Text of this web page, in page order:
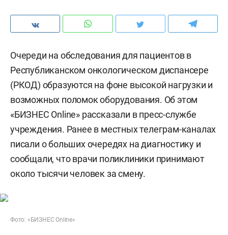
Очереди на обследования для пациентов в
Республиканском онкологическом диспансере
(РКОД) образуются на фоне высокой нагрузки и
возможных поломок оборудования. Об этом
«БИЗНЕС Online» рассказали в пресс-службе
учреждения. Ранее в местных телеграм-каналах
писали о больших очередях на диагностику и
сообщали, что врачи поликлиники принимают
около тысячи человек за смену.
Фото: «БИЗНЕС Online»